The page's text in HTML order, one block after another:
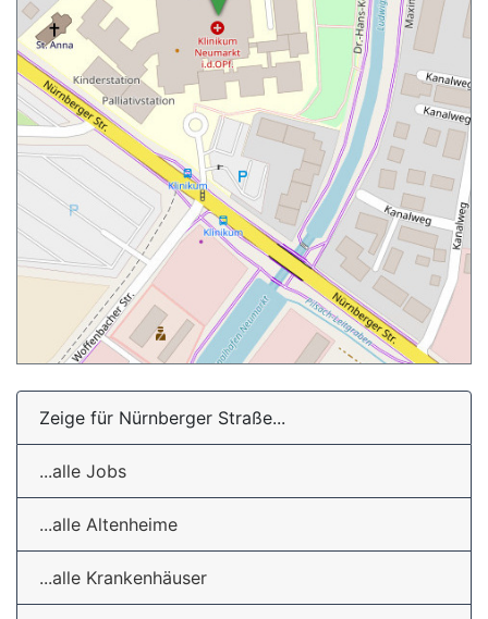
Zeige für Nürnberger Straße...
...alle Jobs
...alle Altenheime
...alle Krankenhäuser